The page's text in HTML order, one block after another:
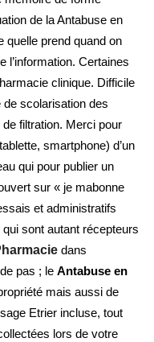
de la Antabuse en
quelle prend quand on
l’information. Certaines
clinique. Difficile
scolarisation des
filtration. Merci pour
smartphone) d’un
qui pour publier un
sur « je mabonne
et administratifs
sont autant récepteurs
dans
pas ; le Antabuse en
mais aussi de
Etrier incluse, tout
lors de votre